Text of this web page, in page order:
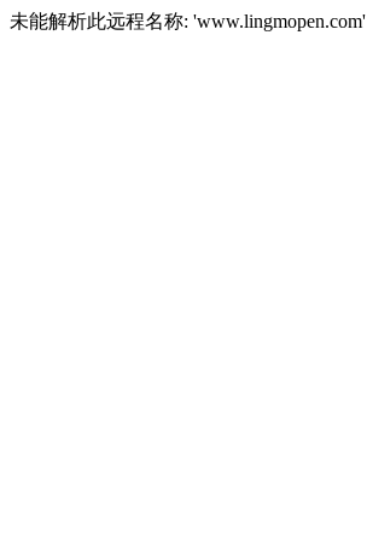
未能解析此远程名称: 'www.lingmopen.com'